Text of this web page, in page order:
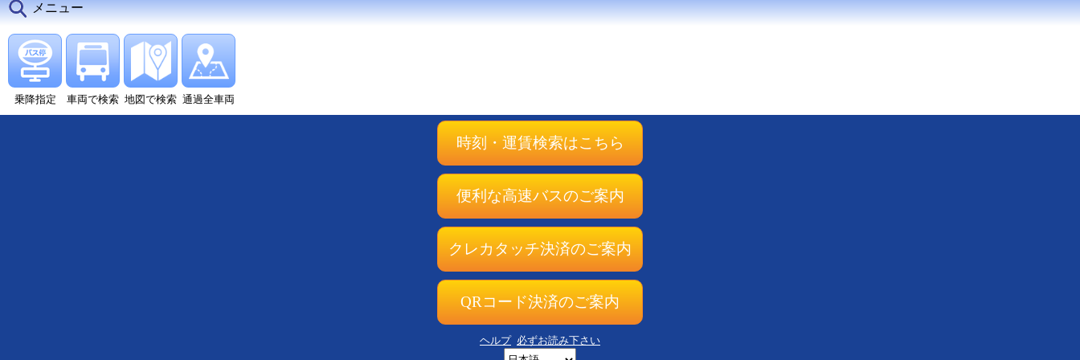
メニュー
乗降指定 車両で検索 地図で検索 通過全車両
時刻・運賃検索はこちら
便利な高速バスのご案内
クレカタッチ決済のご案内
QRコード決済のご案内
ヘルプ 必ずお読み下さい